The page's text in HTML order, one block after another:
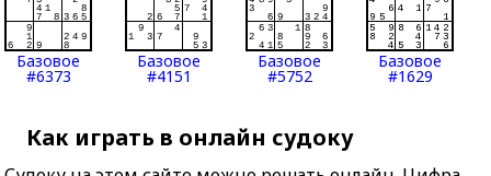
Базовое
#6373
Базовое
#4151
Базовое
#5752
Базовое
#1629
Как играть в онлайн судоку